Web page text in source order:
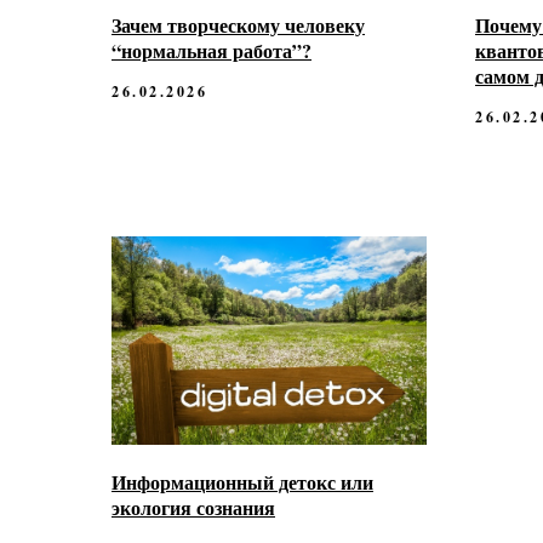
Зачем творческому человеку
“нормальная работа”?
26.02.2026
Почему
самом
Информационный детокс или
экология сознания